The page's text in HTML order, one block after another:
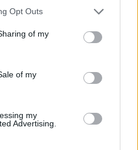
uses one or more Google
behaviour. You may click to
and its third-party tags to
purposes in below Google
Opt Outs
of my
of my
my
Advertising.
Ένα κουλουράκι
– όλα μπορούν να
ξεγνοιασιάς, τότε
της και περιμέναμε
το φαγητό από τον
ένα κομμάτι